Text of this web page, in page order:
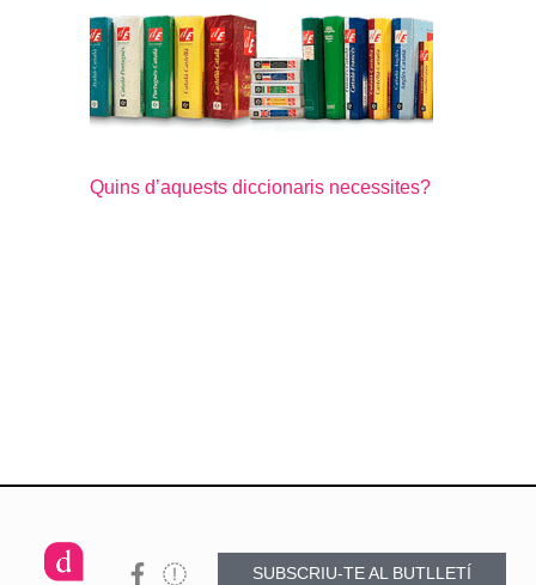
Quins d’aquests diccionaris necessites?
SUBSCRIU-TE AL BUTLLETÍ